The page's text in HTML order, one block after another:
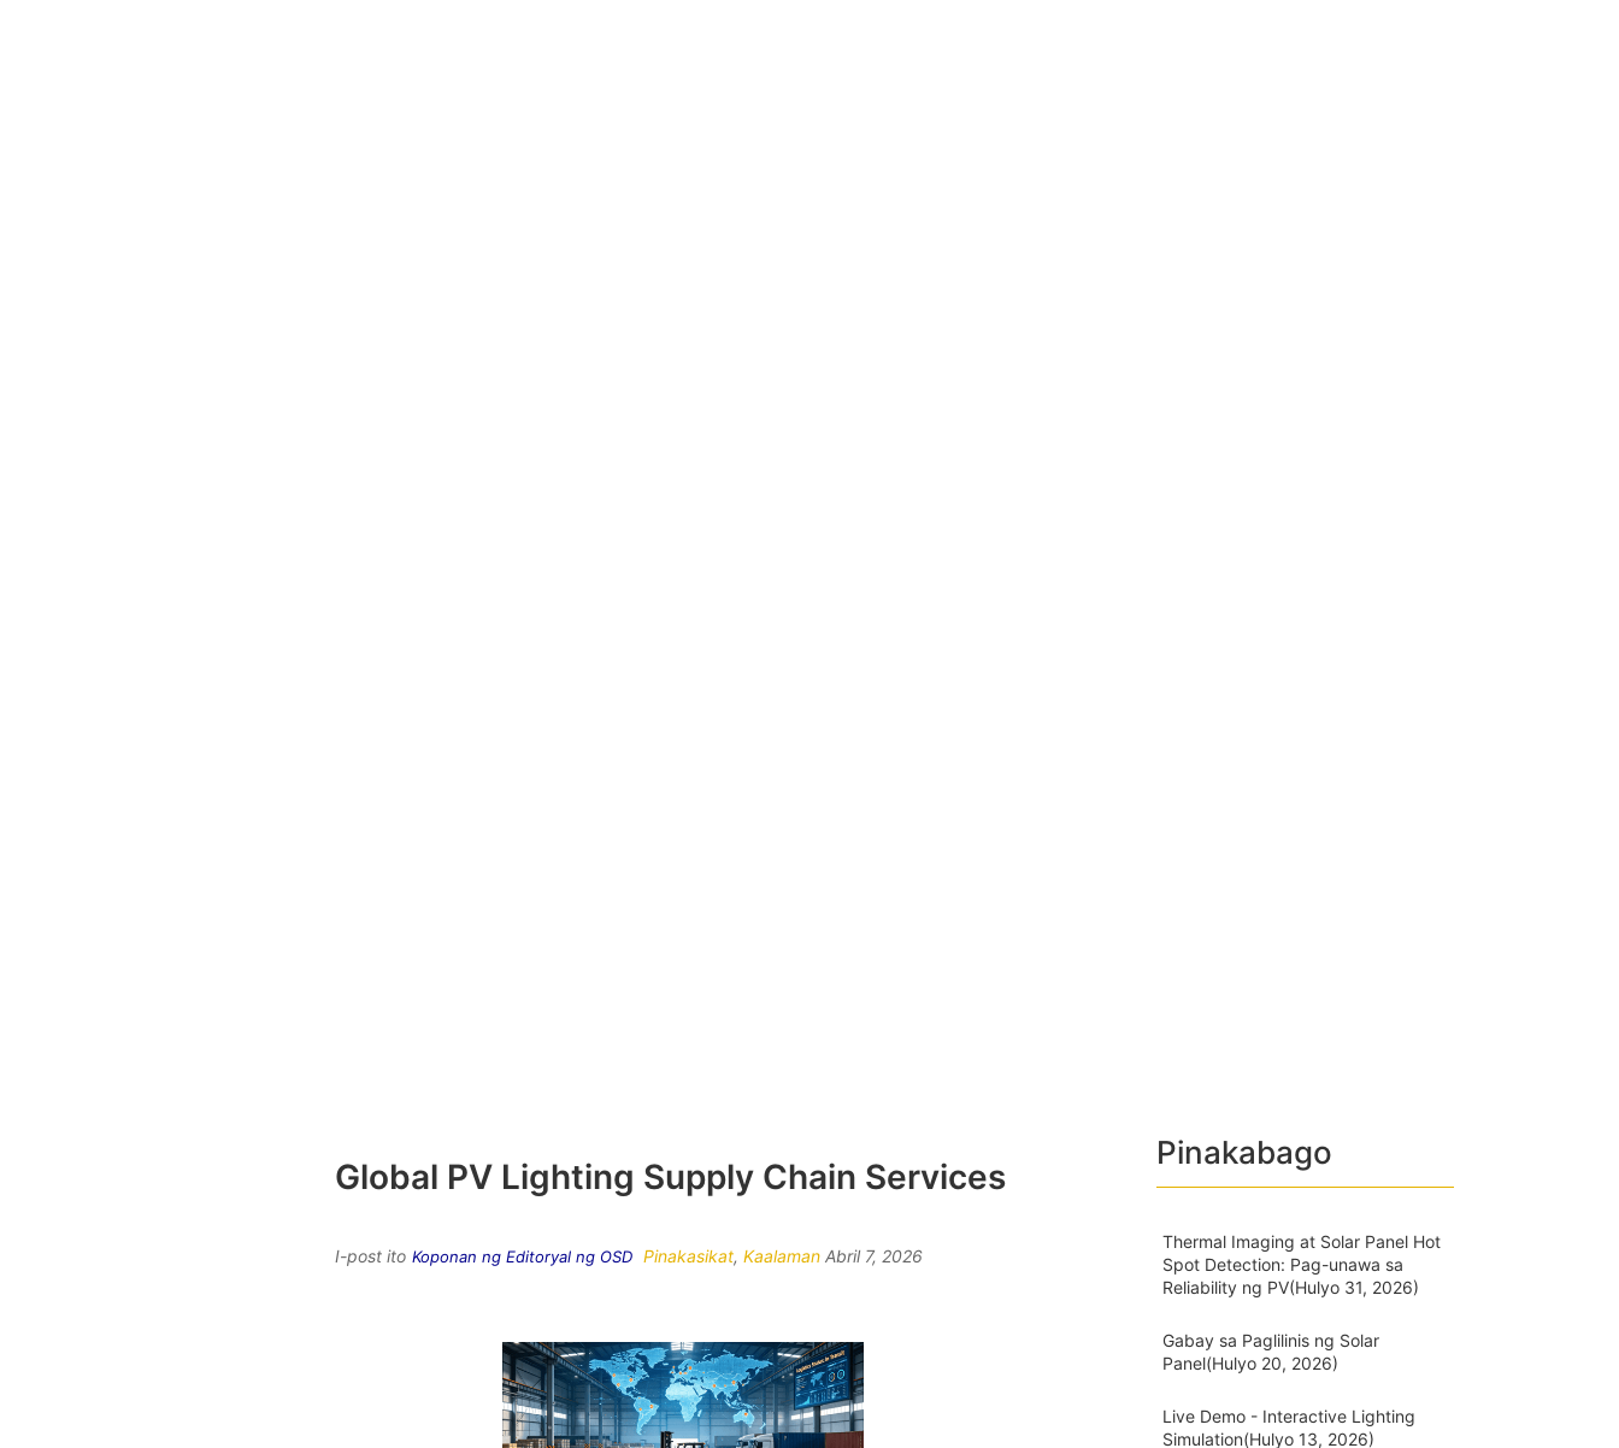
Global PV Lighting Supply Chain Services
I-post ito Koponan ng Editoryal ng OSD Pinakasikat,Kaalaman Abril 7, 2026
Pinakabago
Thermal Imaging at Solar Panel Hot
Spot Detection: Pag-unawa sa
Reliability ng PV(Hulyo 31, 2026)
Gabay sa Paglilinis ng Solar
Panel(Hulyo 20, 2026)
Live Demo - Interactive Lighting
Simulation(Hulyo 13, 2026)